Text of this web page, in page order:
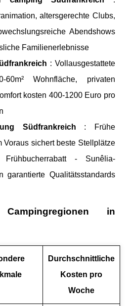
altersgerechte Clubs,
Abendshows
Familienerlebnisse
: Vollausgestattete
Wohnfläche, privaten
kosten 400-1200 Euro pro
Südfrankreich : Frühe
Voraus sichert beste Stellplätze
- Sunêlia-
garantierte Qualitätsstandards
in
Durchschnittliche
Kosten pro
Woche